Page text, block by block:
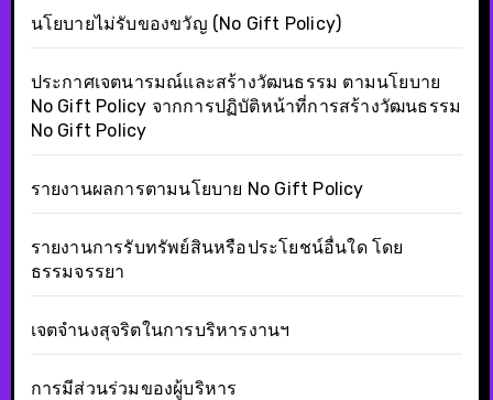
นโยบายไม่รับของขวัญ (No Gift Policy)
ประกาศเจตนารมณ์และสร้างวัฒนธรรม ตามนโยบาย
No Gift Policy จากการปฏิบัติหน้าที่การสร้างวัฒนธรรม
No Gift Policy
รายงานผลการตามนโยบาย No Gift Policy
รายงานการรับทรัพย์สินหรือประโยชน์อื่นใด โดย
ธรรมจรรยา
เจตจำนงสุจริตในการบริหารงานฯ
การมีส่วนร่วมของผู้บริหาร